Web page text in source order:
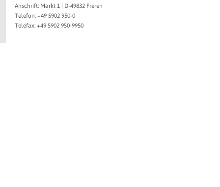
Anschrift: Markt 1 | D-49832 Freren
Telefon: +49 5902 950-0
Telefax: +49 5902 950-9950